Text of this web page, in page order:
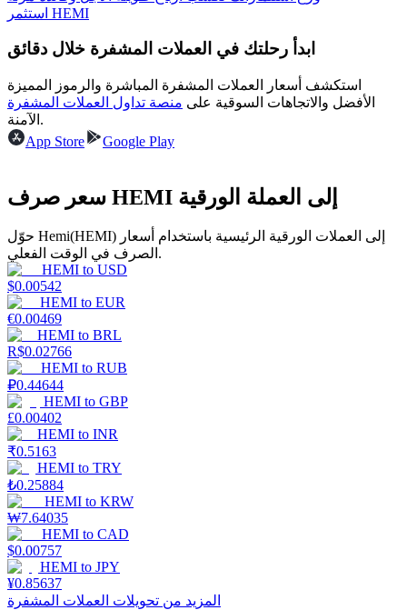
استراتيجيات التداول
يكسب
خنزير الطاقة
احصل على مكافآت تنافسية يوميًا
استثمر HEMI
ابدأ رحلتك في العملات المشفرة خلال دقائق
استكشف أسعار العملات المشفرة المباشرة والرموز المميزة
الأفضل والاتجاهات السوقية على منصة تداول العملات المشفرة
الآمنة.
App Store
Google Play
سعر صرف HEMI إلى العملة الورقية
حوّل Hemi(HEMI) إلى العملات الورقية الرئيسية باستخدام أسعار
الصرف في الوقت الفعلي.
HEMI to USD
$0.00542
HEMI to EUR
€0.00469
HEMI to BRL
R$0.02766
HEMI to RUB
₽0.44644
HEMI to GBP
£0.00402
HEMI to INR
₹0.5163
HEMI to TRY
₺0.25884
HEMI to KRW
₩7.64035
HEMI to CAD
$0.00757
HEMI to JPY
¥0.85637
المزيد من تحويلات العملات المشفرة